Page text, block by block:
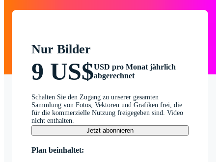
Nur Bilder
9 US$USD pro Monat jährlich
abgerechnet
Schalten Sie den Zugang zu unserer gesamten
Sammlung von Fotos, Vektoren und Grafiken frei, die
für die kommerzielle Nutzung freigegeben sind. Video
nicht enthalten.
Jetzt abonnieren
Plan beinhaltet: